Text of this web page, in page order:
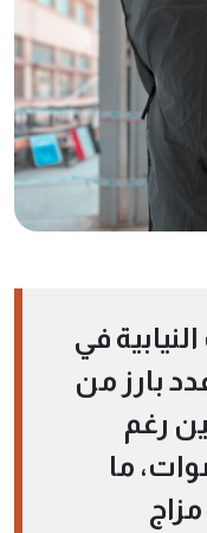
في
بارز من
رغم
ما